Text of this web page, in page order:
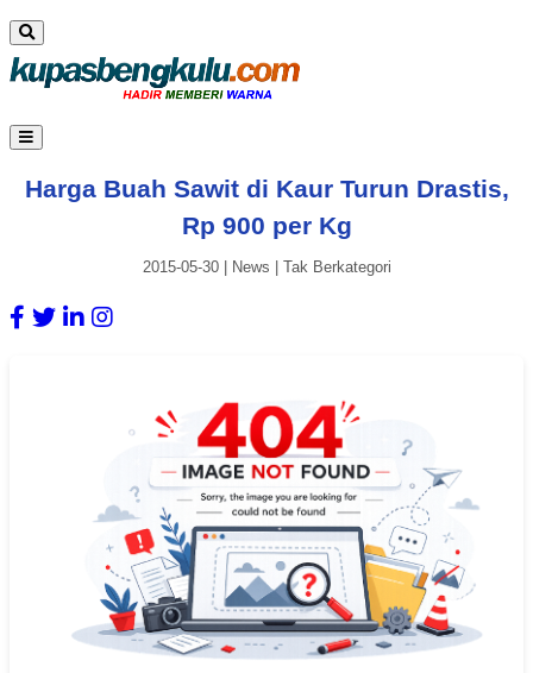
Harga Buah Sawit di Kaur Turun Drastis,
Rp 900 per Kg
2015-05-30| News Tak Berkategori